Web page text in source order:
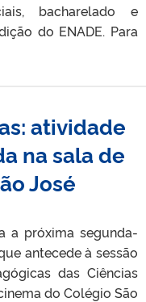
bacharelado e
do ENADE. Para
atividade
na sala de
José
a próxima segunda-
antecede à sessão
das Ciências
do Colégio São